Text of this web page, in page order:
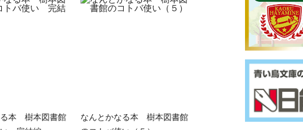
本 樹本図書館
なんとかなる本 樹本図書館